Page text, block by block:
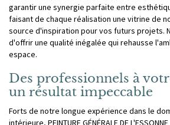
garantir une synergie parfaite entre
faisant de chaque réalisation une vitrine de
source d'inspiration pour vos futurs projets.
d'offrir une qualité inégalée qui rehausse
espace.
Des professionnels à
un résultat impeccable
Forts de notre longue expérience dans le
intérieure, PEINTURE GÉNÉRALE DE